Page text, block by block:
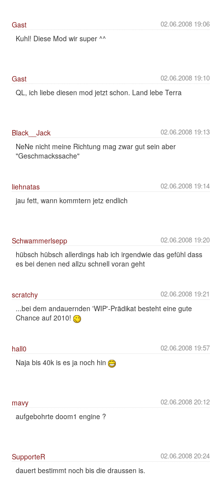
02.06.2008 19:06
Gast
Kuhl! Diese Mod wir super ^^
02.06.2008 19:10
Gast
QL, ich liebe diesen mod jetzt schon. Land lebe Terra
02.06.2008 19:13
Black__Jack
NeNe nicht meine Richtung mag zwar gut sein aber
"Geschmackssache"
02.06.2008 19:14
liehnatas
jau fett, wann kommtern jetz endlich
02.06.2008 19:20
Schwammerlsepp
hübsch hübsch allerdings hab ich irgendwie das gefühl dass
es bei denen ned allzu schnell voran geht
02.06.2008 19:21
scratchy
...bei dem andauernden 'WIP'-Prädikat besteht eine gute
Chance auf 2010!
02.06.2008 19:57
hall0
Naja bis 40k is es ja noch hin
02.06.2008 20:12
mavy
aufgebohrte doom1 engine ?
02.06.2008 20:24
SupporteR
dauert bestimmt noch bis die draussen is.